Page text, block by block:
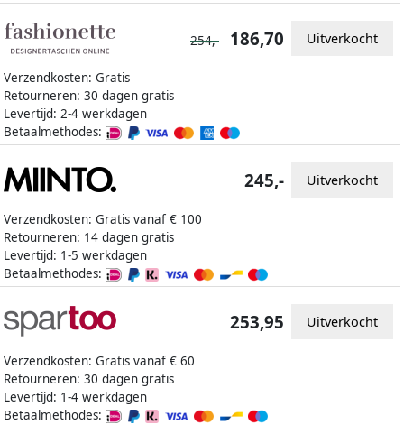
Verzendkosten: Gratis
Retourneren: 30 dagen gratis
Levertijd: 2-4 werkdagen
Betaalmethodes:
254,- 186,70 Uitverkocht
Verzendkosten: Gratis vanaf € 100
Retourneren: 14 dagen gratis
Levertijd: 1-5 werkdagen
Betaalmethodes:
245,- Uitverkocht
Verzendkosten: Gratis vanaf € 60
Retourneren: 30 dagen gratis
Levertijd: 1-4 werkdagen
Betaalmethodes:
253,95 Uitverkocht